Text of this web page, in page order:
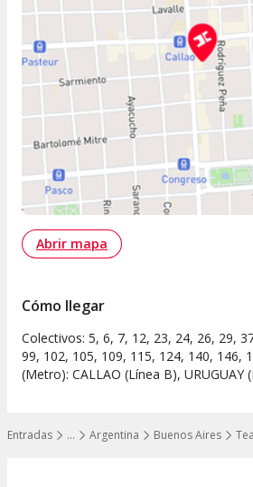
…
Mostrar todos los niveles
Entradas Argentina Buenos Aires
Abrir mapa
Cómo llegar
Colectivos: 5, 6, 7, 12, 23, 24, 26, 29,
99, 102, 105, 109, 115, 124, 140, 146,
(Metro): CALLAO (Línea B), URUGUAY